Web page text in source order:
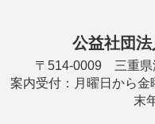
公益社団
〒514-0009 三重
案内受付：月曜日から
末